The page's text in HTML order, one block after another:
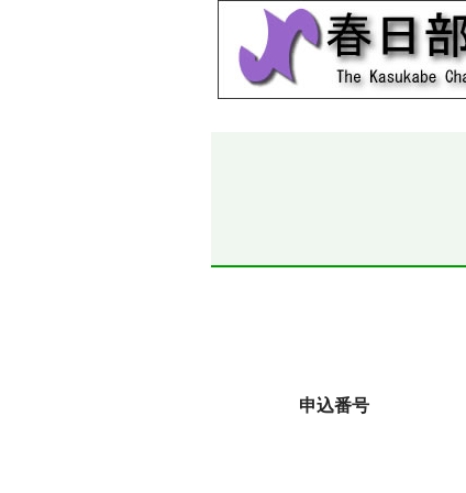
申込番号